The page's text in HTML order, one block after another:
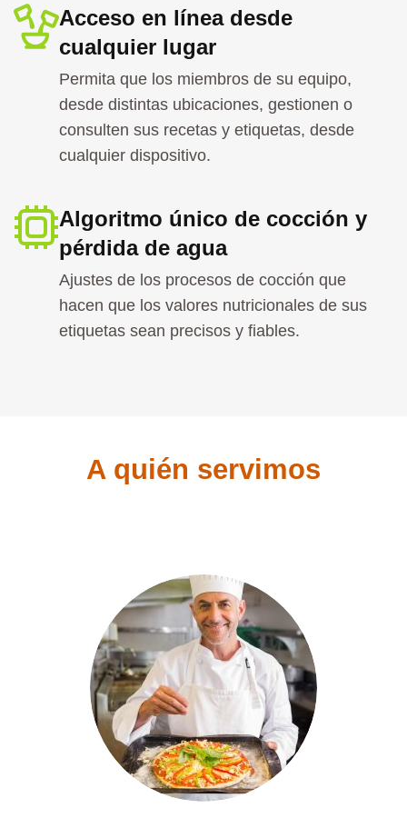
Acceso en línea desde
cualquier lugar
Permita que los miembros de su equipo,
desde distintas ubicaciones, gestionen o
consulten sus recetas y etiquetas, desde
cualquier dispositivo.
Algoritmo único de cocción y
pérdida de agua
Ajustes de los procesos de cocción que
hacen que los valores nutricionales de sus
etiquetas sean precisos y fiables.
A quién servimos